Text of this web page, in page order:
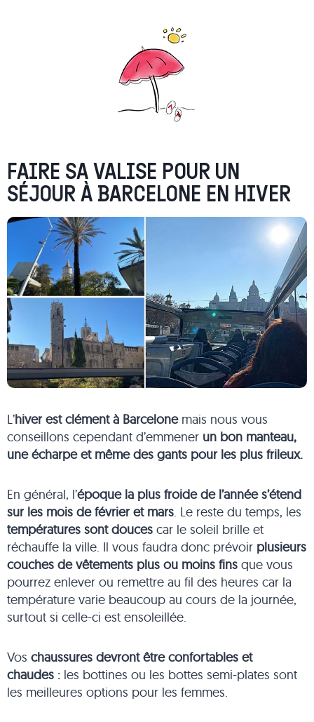
FAIRE SA VALISE POUR UN
SÉJOUR À BARCELONE EN HIVER
L’hiver est clément à Barcelonemais nous vous
conseillons cependant d’emmener un bon manteau,
une écharpe et même des gants pour les plus frileux.
En général, l’époque la plus froide de l’année s’étend
sur les mois de février et mars. Le reste du temps, les
températures sont doucescar le soleil brille et
réchauffe la ville. Il vous faudra donc prévoir plusieurs
couches de vêtements plus ou moins fins que vous
pourrez enlever ou remettre au fil des heures car la
température varie beaucoup au cours de la journée,
surtout si celle-ci est ensoleillée.
Vos chaussures devront être confortables et
chaudes :les bottines ou les bottes semi-plates sont
les meilleures options pour les femmes.